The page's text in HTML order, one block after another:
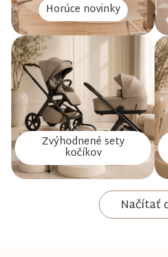
Horúce novinky
Zvýhodnené sety
kočíkov
Načítať